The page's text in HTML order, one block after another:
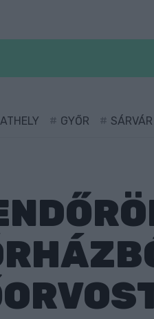
GYŐR SÁRVÁR